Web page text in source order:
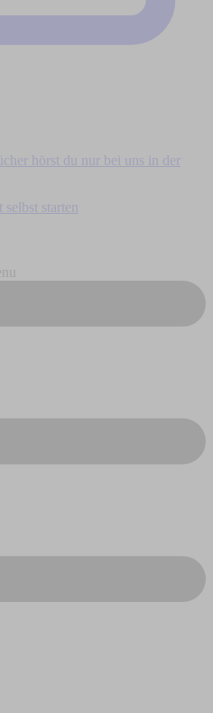
hörst du nur bei uns in der
selbst starten